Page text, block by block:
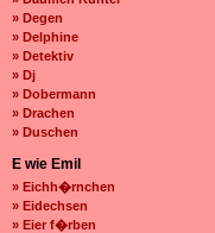
» Degen
» Delphine
» Detektiv
» Dj
» Dobermann
» Drachen
» Duschen
E wie Emil
» Eichh�rnchen
» Eidechsen
» Eier f�rben